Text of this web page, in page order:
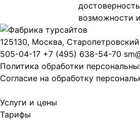
возможности
125130, Москва,
505-04-17 +7 (495) 638-54-70
Политика обработки
Согласие на обработку
Услуги и цены
Тарифы